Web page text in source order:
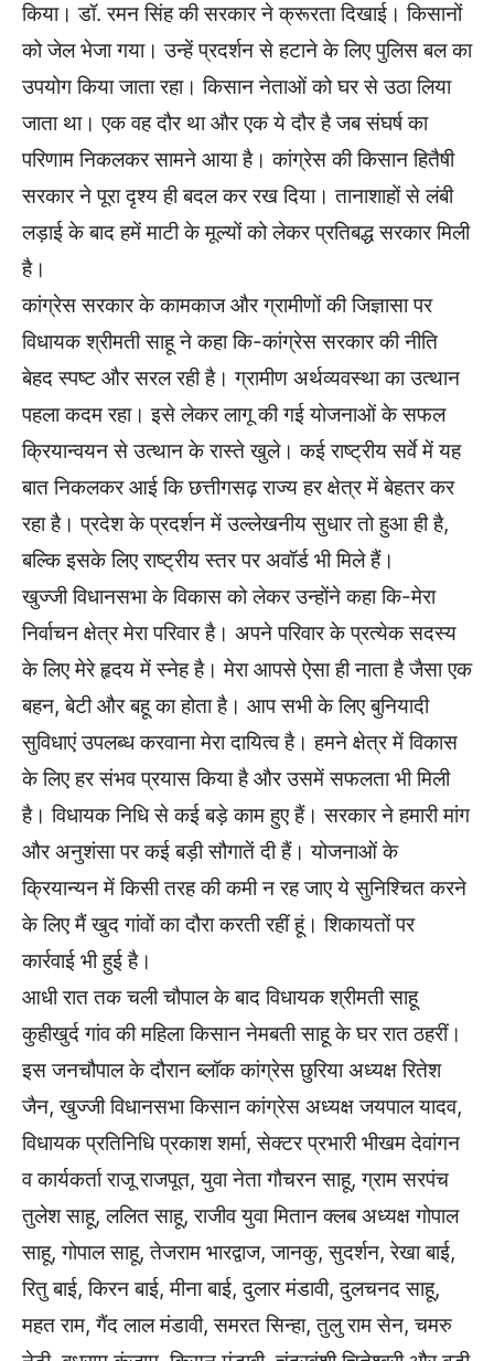
किया। डॉ. रमन सिंह की सरकार ने क्रूरता दिखाई। किसानों
को जेल भेजा गया। उन्हें प्रदर्शन से हटाने के लिए पुलिस बल का
उपयोग किया जाता रहा। किसान नेताओं को घर से उठा लिया
जाता था। एक वह दौर था और एक ये दौर है जब संघर्ष का
परिणाम निकलकर सामने आया है। कांग्रेस की किसान हितैषी
सरकार ने पूरा दृश्य ही बदल कर रख दिया। तानाशाहों से लंबी
लड़ाई के बाद हमें माटी के मूल्यों को लेकर प्रतिबद्ध सरकार मिली
है।
कांग्रेस सरकार के कामकाज और ग्रामीणों की जिज्ञासा पर
विधायक श्रीमती साहू ने कहा कि-कांग्रेस सरकार की नीति
बेहद स्पष्ट और सरल रही है। ग्रामीण अर्थव्यवस्था का उत्थान
पहला कदम रहा। इसे लेकर लागू की गई योजनाओं के सफल
क्रियान्वयन से उत्थान के रास्ते खुले। कई राष्ट्रीय सर्वे में यह
बात निकलकर आई कि छत्तीगसढ़ राज्य हर क्षेत्र में बेहतर कर
रहा है। प्रदेश के प्रदर्शन में उल्लेखनीय सुधार तो हुआ ही है,
बल्कि इसके लिए राष्ट्रीय स्तर पर अवॉर्ड भी मिले हैं।
खुज्जी विधानसभा के विकास को लेकर उन्होंने कहा कि-मेरा
निर्वाचन क्षेत्र मेरा परिवार है। अपने परिवार के प्रत्येक सदस्य
के लिए मेरे हृदय में स्नेह है। मेरा आपसे ऐसा ही नाता है जैसा एक
बहन, बेटी और बहू का होता है। आप सभी के लिए बुनियादी
सुविधाएं उपलब्ध करवाना मेरा दायित्व है। हमने क्षेत्र में विकास
के लिए हर संभव प्रयास किया है और उसमें सफलता भी मिली
है। विधायक निधि से कई बड़े काम हुए हैं। सरकार ने हमारी मांग
और अनुशंसा पर कई बड़ी सौगातें दी हैं। योजनाओं के
क्रियान्यन में किसी तरह की कमी न रह जाए ये सुनिश्चित करने
के लिए मैं खुद गांवों का दौरा करती रहीं हूं। शिकायतों पर
कार्रवाई भी हुई है।
आधी रात तक चली चौपाल के बाद विधायक श्रीमती साहू
कुहीखुर्द गांव की महिला किसान नेमबती साहू के घर रात ठहरीं।
इस जनचौपाल के दौरान ब्लॉक कांग्रेस छुरिया अध्यक्ष रितेश
जैन, खुज्जी विधानसभा किसान कांग्रेस अध्यक्ष जयपाल यादव,
विधायक प्रतिनिधि प्रकाश शर्मा, सेक्टर प्रभारी भीखम देवांगन
व कार्यकर्ता राजू राजपूत, युवा नेता गौचरन साहू, ग्राम सरपंच
तुलेश साहू, ललित साहू, राजीव युवा मितान क्लब अध्यक्ष गोपाल
साहू, गोपाल साहू, तेजराम भारद्वाज, जानकु, सुदर्शन, रेखा बाई,
रितु बाई, किरन बाई, मीना बाई, दुलार मंडावी, दुलचनद साहू,
महत राम, गैंद लाल मंडावी, समरत सिन्हा, तुलु राम सेन, चमरु